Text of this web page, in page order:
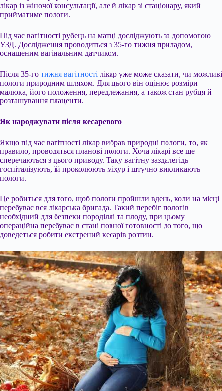
лікар із жіночої консультації, але й лікар зі стаціонару, який
прийматиме пологи.
Під час вагітності рубець на матці досліджують за допомогою
УЗД. Дослідження проводиться з 35-го тижня приладом,
оснащеним вагінальним датчиком.
Після 35-го тижня вагітності лікар уже може сказати, чи можливі
пологи природним шляхом. Для цього він оцінює розміри
малюка, його положення, передлежання, а також стан рубця й
розташування плаценти.
Як народжувати після кесаревого
Якщо під час вагітності лікар вибрав природні пологи, то, як
правило, проводяться планові пологи. Хоча лікарі все ще
сперечаються з цього приводу. Таку вагітну заздалегідь
госпіталізують, їй проколюють міхур і штучно викликають
пологи.
Це робиться для того, щоб пологи пройшли вдень, коли на місці
перебуває вся лікарська бригада. Такий перебіг пологів
необхідний для безпеки породіллі та плоду, при цьому
операційна перебуває в стані повної готовності до того, що
доведеться робити екстрений кесарів розтин.